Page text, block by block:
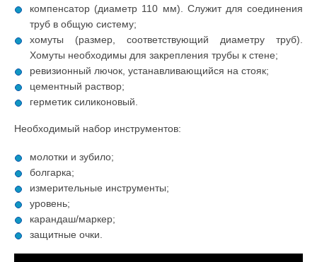
компенсатор (диаметр 110 мм). Служит для соединения
труб в общую систему;
хомуты (размер, соответствующий диаметру труб).
Хомуты необходимы для закрепления трубы к стене;
ревизионный лючок, устанавливающийся на стояк;
цементный раствор;
герметик силиконовый.
Необходимый набор инструментов:
молотки и зубило;
болгарка;
измерительные инструменты;
уровень;
карандаш/маркер;
защитные очки.